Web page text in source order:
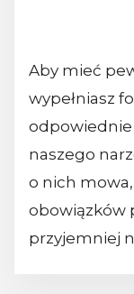
Aby mieć
wypełniasz
odpowiednie
naszego
o nich
obowiązków
przyjemniej